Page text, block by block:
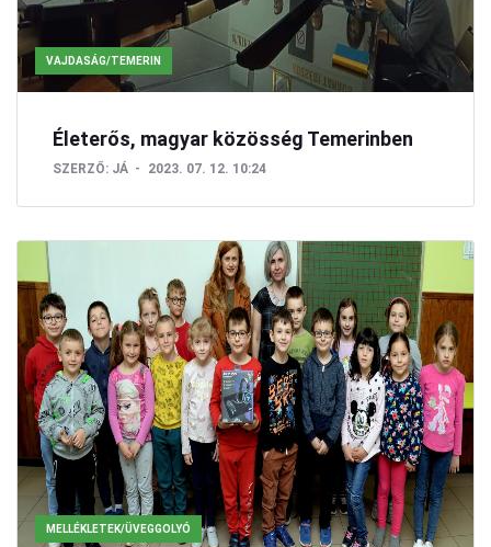
VAJDASÁG/TEMERIN
Életerős, magyar közösség Temerinben
SZERZŐ: JÁ 2023. 07. 12. 10:24
MELLÉKLETEK/ÜVEGGOLYÓ